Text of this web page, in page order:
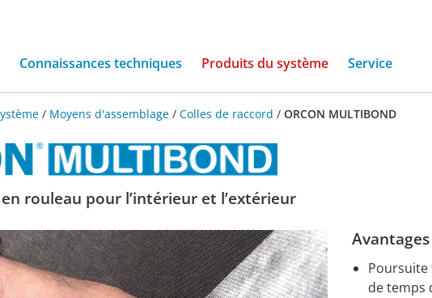
Connaissances techniques Produits du système(current)
Service
/ Moyens d'assemblage / Colles de raccord / ORCON MULTIBOND
rouleau pour l’intérieur et l’extérieur
Avantages
Poursuite
de temps